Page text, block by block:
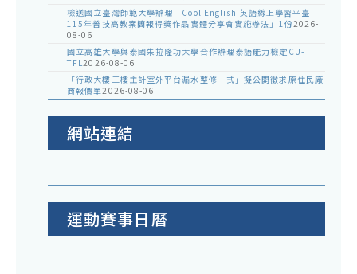
檢送國立臺灣師範大學辦理「Cool English 英語線上學習平臺
115年普技高教案簡報得獎作品實體分享會實施辦法」1份2026-
08-06
國立高雄大學與泰國朱拉隆功大學合作辦理泰語能力檢定CU-
TFL2026-08-06
「行政大樓三樓主計室外平台漏水整修一式」擬公開徵求原住民廠
商報價單2026-08-06
網站連結
運動賽事日曆